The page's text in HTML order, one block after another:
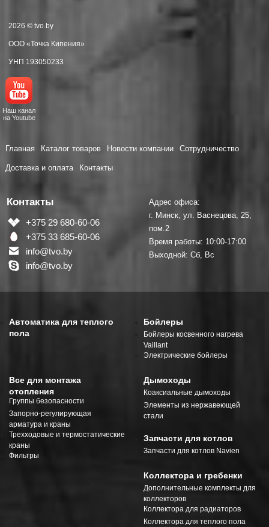
2026 © tvo.by
ООО «Точка Кипения»
УНП 193050233
Наш канал
на Youtube
Главная Каталог товаров Новости компании Сотрудничество
Доставка и оплата Контакты
Контакты
+375 29 680-60-06
+375 33 685-60-06
info@tvo.by
info@tvo.by
Адрес офиса:
г. Минск, ул. Васнецова, 25,
пом.2
Время работы: 10:00-17:00
Выходной: Сб, Вс
Автоматика для теплого
пола
Бойлеры
Бойлеры косвенного нагрева
Vaillant
Электрические бойлеры
Все для монтажа
отопления
Группы безопасности
Запорно-регулирующая
арматура и краны
Трехходовые и термостатические
краны
Фильтры
Дымоходы
Коаксиальные дымоходы
Элементы из нержавеющей
стали
Запчасти для котлов
Запчасти для котлов Navien
Коллектора и гребенки
Дополнительные комплекты для
коллекторов
Коллектора для радиаторов
Коллектора для теплого пола